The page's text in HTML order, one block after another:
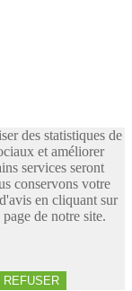
des statistiques de
et améliorer
services seront
conservons votre
en cliquant sur
de notre site.
REFUSER